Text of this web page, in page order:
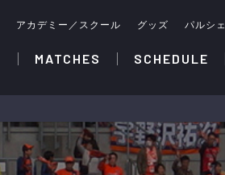
アカデミー／スクール グッズ パルシェ
MATCHES SCHEDULE